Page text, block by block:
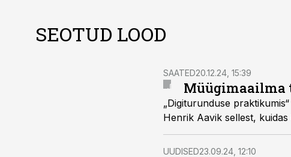
SEOTUD LOOD
SAATED20.12.24, 15:39
Müügimaailma
„Digiturunduse
Henrik Aavik sellest,
UUDISED23.09.24, 12:10